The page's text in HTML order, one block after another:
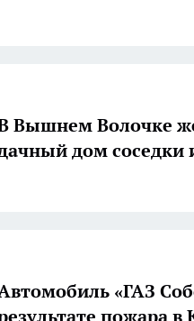
Вышнем Волочке
дом соседки
«ГАЗ